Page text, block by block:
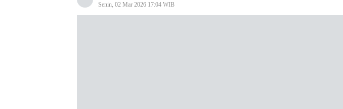
Senin, 02 Mar 2026 17:04 WIB